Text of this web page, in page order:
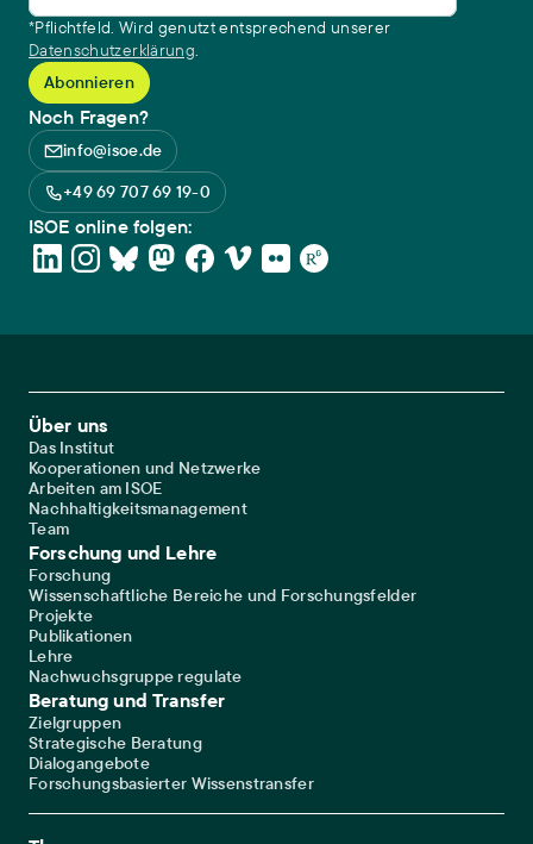
*Pflichtfeld. Wird genutzt entsprechend unserer
Datenschutzerklärung.
Noch Fragen?
info@isoe.de
+49 69 707 69 19-0
ISOE online folgen:
Footer Main Navigation
Über uns
Das Institut
Kooperationen und Netzwerke
Arbeiten am ISOE
Nachhaltigkeitsmanagement
Team
Forschung und Lehre
Forschung
Wissenschaftliche Bereiche und Forschungsfelder
Projekte
Publikationen
Lehre
Nachwuchsgruppe regulate
Beratung und Transfer
Zielgruppen
Strategische Beratung
Dialogangebote
Forschungsbasierter Wissenstransfer